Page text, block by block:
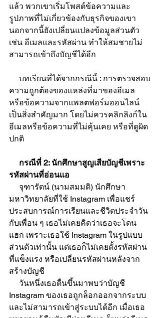
แล้ว พวกเขาเริ่มโพสต์ข้อความและ
รูปภาพที่ไม่เกี่ยวข้องกับธุรกิจของเขา
นอกจากนี้ยังเปลี่ยนแปลงข้อมูลส่วนตัว
เช่น อีเมลและรหัสผ่าน ทำให้สมชายไม่
สามารถเข้าถึงบัญชีได้อีก
บทเรียนที่ได้จากกรณีนี้ : การตรวจสอบ
ความถูกต้องของแหล่งที่มาของอีเมล
หรือข้อความจากแพลตฟอร์มออนไลน์
เป็นสิ่งสำคัญมาก โดยไม่ควรคลิกลิงก์ใน
อีเมลหรือข้อความที่ไม่คุ้นเคย หรือที่ดูผิด
ปกติ
กรณีที่ 2: นักศึกษาสูญเสียบัญชีเพราะ
รหัสผ่านที่อ่อนแอ
จุฑารัตน์ (นามสมมติ) นักศึกษา
มหาวิทยาลัยที่ใช้ Instagram เพื่อแชร์
ประสบการณ์การเรียนและชีวิตประจำวัน
กับเพื่อน ๆ เธอไม่เคยคิดว่าเธอจะโดน
แฮก เพราะเธอใช้ Instagram ในรูปแบบ
ส่วนตัวเท่านั้น แต่เธอก็ไม่เคยตั้งรหัสผ่าน
ที่แข็งแรง หรือเปลี่ยนรหัสผ่านหลังจาก
สร้างบัญชี
วันหนึ่งเธอตื่นขึ้นมาพบว่าบัญชี
Instagram ของเธอถูกล็อกออกจากระบบ
และไม่สามารถเข้าสู่ระบบได้อีก เมื่อเธอ